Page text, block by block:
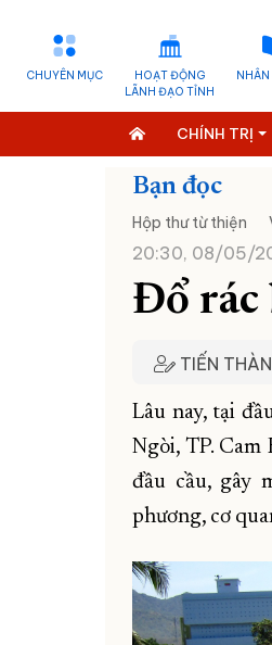
CHUYÊN MỤC
HOẠT ĐỘNG
LÃNH ĐẠO TỈNH
NHÂN
CHÍNH TRỊ
Bạn đọc
Hộp thư từ thiện
20:30, 08/05/
Đổ rác
TIẾN
Lâu nay, tại
Ngòi, TP.
đầu cầu, gây
phương, cơ